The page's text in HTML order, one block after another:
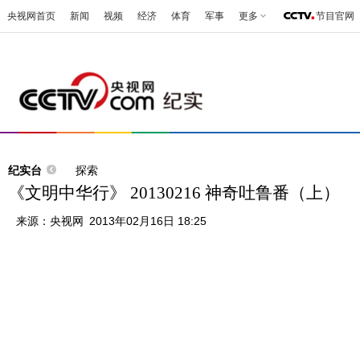
央视网首页 新闻 视频 经济 体育 军事 更多 节目官网
纪实台 探索
《文明中华行》 20130216 神奇吐鲁番（上）
来源： 央视网 2013年02月16日 18:25